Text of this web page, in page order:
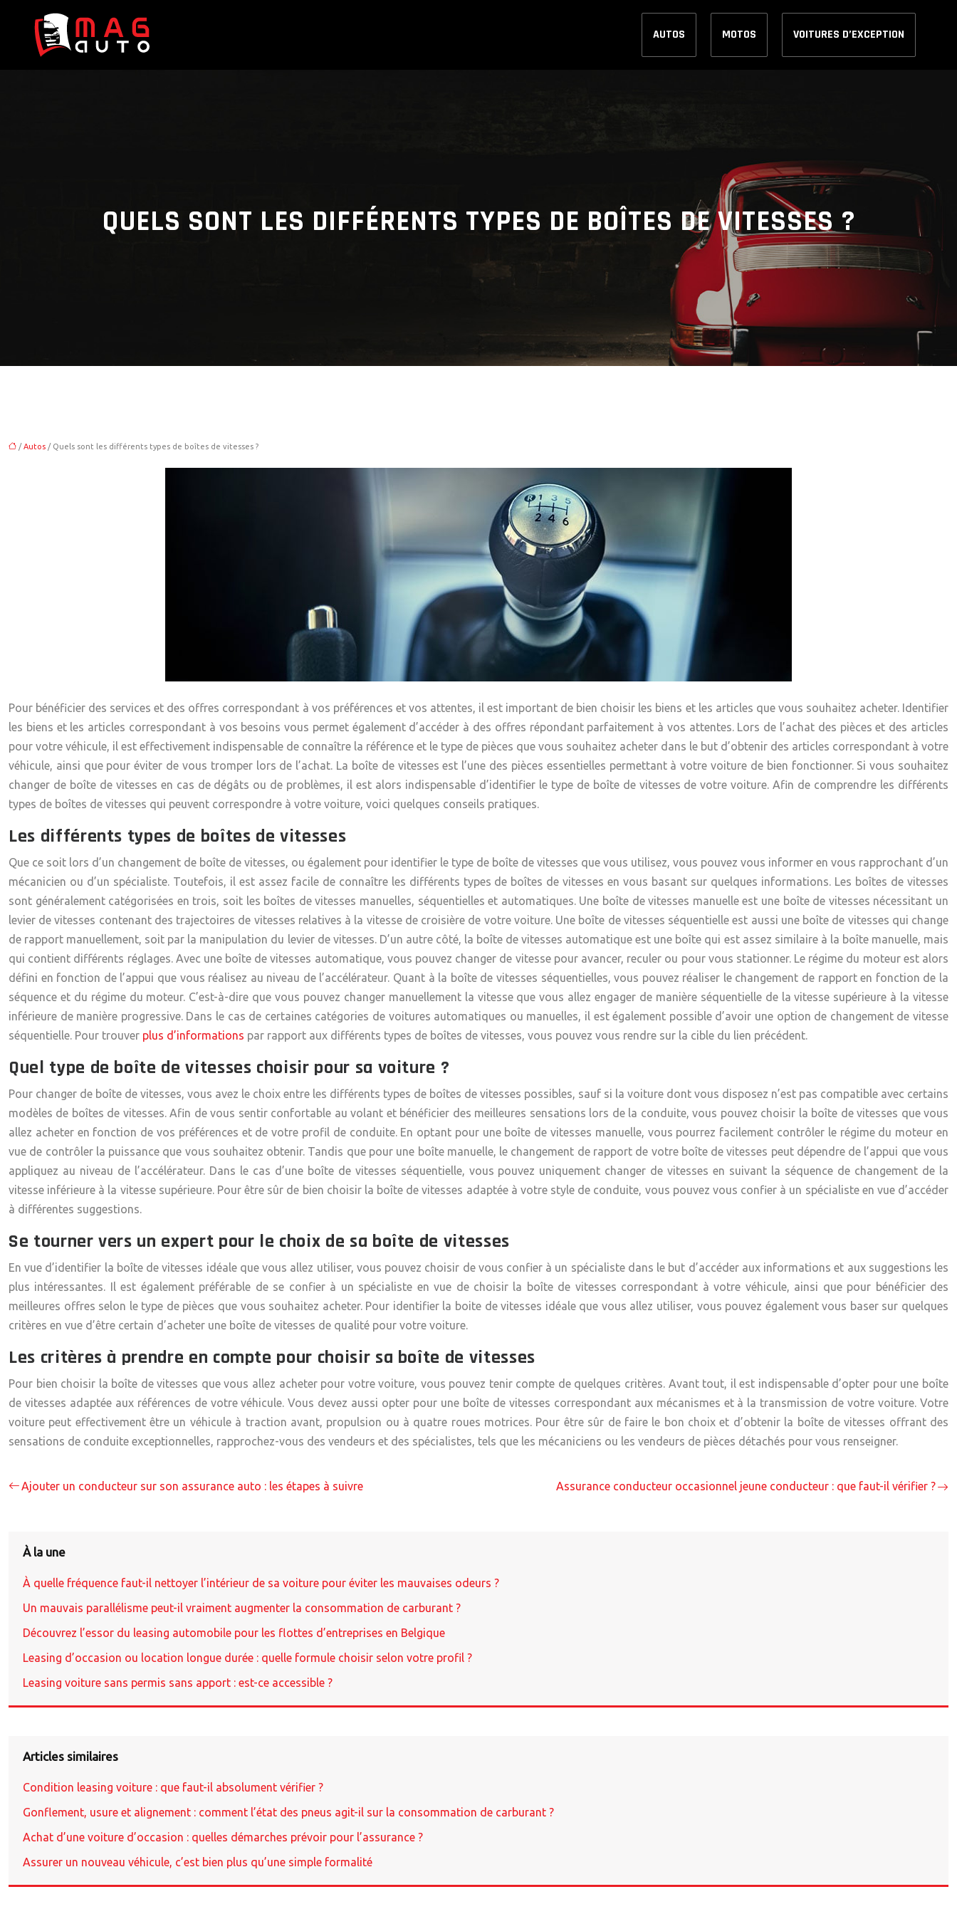
AUTOS MOTOS VOITURES D’EXCEPTION
QUELS SONT LES DIFFÉRENTS TYPES DE BOÎTES DE VITESSES ?
/Autos / Quels sont les différents types de boîtes de vitesses ?
Pour bénéficier des services et des offres correspondant à vos préférences et vos attentes, il est important de bien choisir les biens et les articles que vous souhaitez acheter. Identifier
les biens et les articles correspondant à vos besoins vous permet également d’accéder à des offres répondant parfaitement à vos attentes. Lors de l’achat des pièces et des articles
pour votre véhicule, il est effectivement indispensable de connaître la référence et le type de pièces que vous souhaitez acheter dans le but d’obtenir des articles correspondant à votre
véhicule, ainsi que pour éviter de vous tromper lors de l’achat. La boîte de vitesses est l’une des pièces essentielles permettant à votre voiture de bien fonctionner. Si vous souhaitez
changer de boîte de vitesses en cas de dégâts ou de problèmes, il est alors indispensable d’identifier le type de boîte de vitesses de votre voiture. Afin de comprendre les différents
types de boîtes de vitesses qui peuvent correspondre à votre voiture, voici quelques conseils pratiques.
Les différents types de boîtes de vitesses
Que ce soit lors d’un changement de boîte de vitesses, ou également pour identifier le type de boîte de vitesses que vous utilisez, vous pouvez vous informer en vous rapprochant d’un
mécanicien ou d’un spécialiste. Toutefois, il est assez facile de connaître les différents types de boîtes de vitesses en vous basant sur quelques informations. Les boîtes de vitesses
sont généralement catégorisées en trois, soit les boîtes de vitesses manuelles, séquentielles et automatiques. Une boîte de vitesses manuelle est une boîte de vitesses nécessitant un
levier de vitesses contenant des trajectoires de vitesses relatives à la vitesse de croisière de votre voiture. Une boîte de vitesses séquentielle est aussi une boîte de vitesses qui change
de rapport manuellement, soit par la manipulation du levier de vitesses. D’un autre côté, la boîte de vitesses automatique est une boîte qui est assez similaire à la boîte manuelle, mais
qui contient différents réglages. Avec une boîte de vitesses automatique, vous pouvez changer de vitesse pour avancer, reculer ou pour vous stationner. Le régime du moteur est alors
défini en fonction de l’appui que vous réalisez au niveau de l’accélérateur. Quant à la boîte de vitesses séquentielles, vous pouvez réaliser le changement de rapport en fonction de la
séquence et du régime du moteur. C’est-à-dire que vous pouvez changer manuellement la vitesse que vous allez engager de manière séquentielle de la vitesse supérieure à la vitesse
inférieure de manière progressive. Dans le cas de certaines catégories de voitures automatiques ou manuelles, il est également possible d’avoir une option de changement de vitesse
séquentielle. Pour trouver plus d’informations par rapport aux différents types de boîtes de vitesses, vous pouvez vous rendre sur la cible du lien précédent.
Quel type de boîte de vitesses choisir pour sa voiture ?
Pour changer de boîte de vitesses, vous avez le choix entre les différents types de boîtes de vitesses possibles, sauf si la voiture dont vous disposez n’est pas compatible avec certains
modèles de boîtes de vitesses. Afin de vous sentir confortable au volant et bénéficier des meilleures sensations lors de la conduite, vous pouvez choisir la boîte de vitesses que vous
allez acheter en fonction de vos préférences et de votre profil de conduite. En optant pour une boîte de vitesses manuelle, vous pourrez facilement contrôler le régime du moteur en
vue de contrôler la puissance que vous souhaitez obtenir. Tandis que pour une boîte manuelle, le changement de rapport de votre boîte de vitesses peut dépendre de l’appui que vous
appliquez au niveau de l’accélérateur. Dans le cas d’une boîte de vitesses séquentielle, vous pouvez uniquement changer de vitesses en suivant la séquence de changement de la
vitesse inférieure à la vitesse supérieure. Pour être sûr de bien choisir la boîte de vitesses adaptée à votre style de conduite, vous pouvez vous confier à un spécialiste en vue d’accéder
à différentes suggestions.
Se tourner vers un expert pour le choix de sa boîte de vitesses
En vue d’identifier la boîte de vitesses idéale que vous allez utiliser, vous pouvez choisir de vous confier à un spécialiste dans le but d’accéder aux informations et aux suggestions les
plus intéressantes. Il est également préférable de se confier à un spécialiste en vue de choisir la boîte de vitesses correspondant à votre véhicule, ainsi que pour bénéficier des
meilleures offres selon le type de pièces que vous souhaitez acheter. Pour identifier la boite de vitesses idéale que vous allez utiliser, vous pouvez également vous baser sur quelques
critères en vue d’être certain d’acheter une boîte de vitesses de qualité pour votre voiture.
Les critères à prendre en compte pour choisir sa boîte de vitesses
Pour bien choisir la boîte de vitesses que vous allez acheter pour votre voiture, vous pouvez tenir compte de quelques critères. Avant tout, il est indispensable d’opter pour une boîte
de vitesses adaptée aux références de votre véhicule. Vous devez aussi opter pour une boîte de vitesses correspondant aux mécanismes et à la transmission de votre voiture. Votre
voiture peut effectivement être un véhicule à traction avant, propulsion ou à quatre roues motrices. Pour être sûr de faire le bon choix et d’obtenir la boîte de vitesses offrant des
sensations de conduite exceptionnelles, rapprochez-vous des vendeurs et des spécialistes, tels que les mécaniciens ou les vendeurs de pièces détachés pour vous renseigner.
Ajouter un conducteur sur son assurance auto : les étapes à suivre Assurance conducteur occasionnel jeune conducteur : que faut-il vérifier ?
À la une
À quelle fréquence faut-il nettoyer l’intérieur de sa voiture pour éviter les mauvaises odeurs ?
Un mauvais parallélisme peut-il vraiment augmenter la consommation de carburant ?
Découvrez l’essor du leasing automobile pour les flottes d’entreprises en Belgique
Leasing d’occasion ou location longue durée : quelle formule choisir selon votre profil ?
Leasing voiture sans permis sans apport : est-ce accessible ?
Articles similaires
Condition leasing voiture : que faut-il absolument vérifier ?
Gonflement, usure et alignement : comment l’état des pneus agit-il sur la consommation de carburant ?
Achat d’une voiture d’occasion : quelles démarches prévoir pour l’assurance ?
Assurer un nouveau véhicule, c’est bien plus qu’une simple formalité